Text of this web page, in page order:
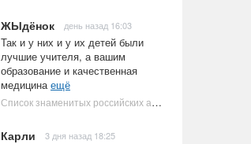
ЖЫдёнок день назад 16:03
Так и у них и у их детей были
лучшие учителя, а вашим
образование и качественная
медицинаещё
Список знаменитых российских артистов-евреев | Ультрамарин
Карли 3 дня назад 18:25